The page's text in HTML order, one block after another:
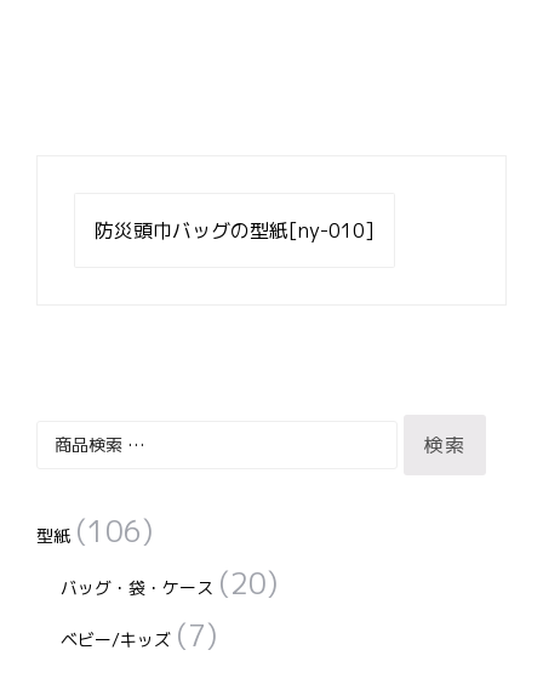
防災頭巾バッグの型紙[ny-010]
象:
検索
型紙 (106)
バッグ・袋・ケース (20)
ベビー/キッズ (7)